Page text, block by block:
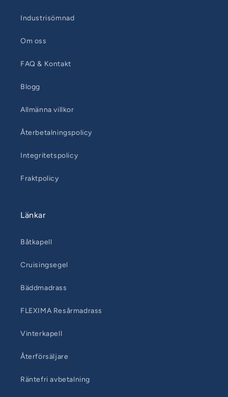
Industrisömnad
Om oss
FAQ & Kontakt
Blogg
Allmänna villkor
Återbetalningspolicy
Integritetspolicy
Fraktpolicy
Länkar
Båtkapell
Cruisingsegel
Bäddmadrass
FLEXIMA Resårmadrass
Vinterkapell
Återförsäljare
Räntefri avbetalning